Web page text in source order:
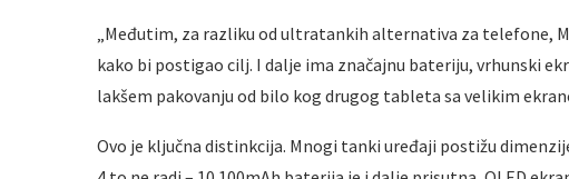
„Međutim, za razliku od ultratankih alternativa za telefone,
kako bi postigao cilj. I dalje ima značajnu bateriju, vrhunski
lakšem pakovanju od bilo kog drugog tableta sa velikim
Ovo je ključna distinkcija. Mnogi tanki uređaji postižu